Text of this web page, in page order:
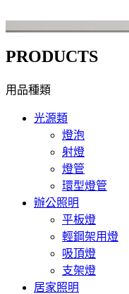
PRODUCTS
用品種類
光源類
燈泡
射燈
燈管
環型燈管
辦公照明
平板燈
輕鋼架用燈
吸頂燈
支架燈
居家照明